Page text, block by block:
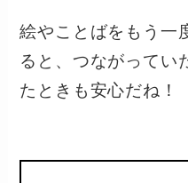
絵やことばをもう一
ると、つながってい
たときも安心だね！